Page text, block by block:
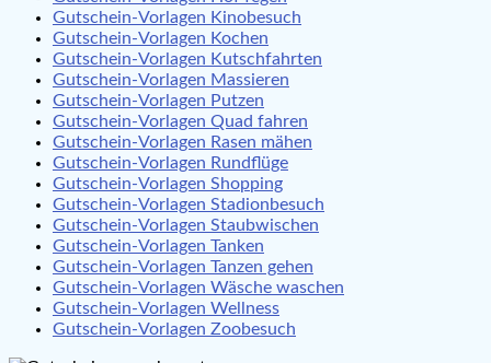
Gutschein-Vorlagen Kinobesuch
Gutschein-Vorlagen Kochen
Gutschein-Vorlagen Kutschfahrten
Gutschein-Vorlagen Massieren
Gutschein-Vorlagen Putzen
Gutschein-Vorlagen Quad fahren
Gutschein-Vorlagen Rasen mähen
Gutschein-Vorlagen Rundflüge
Gutschein-Vorlagen Shopping
Gutschein-Vorlagen Stadionbesuch
Gutschein-Vorlagen Staubwischen
Gutschein-Vorlagen Tanken
Gutschein-Vorlagen Tanzen gehen
Gutschein-Vorlagen Wäsche waschen
Gutschein-Vorlagen Wellness
Gutschein-Vorlagen Zoobesuch